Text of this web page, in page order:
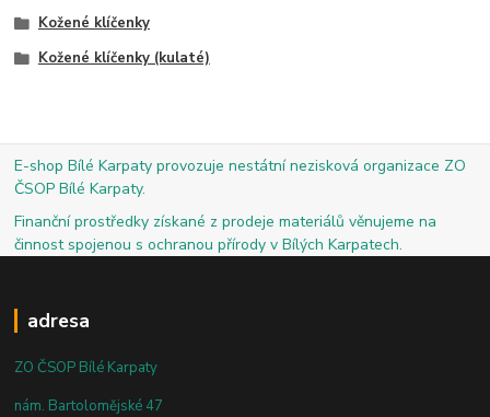
Kožené klíčenky
Kožené klíčenky (kulaté)
E-shop Bílé Karpaty provozuje nestátní nezisková organizace ZO
ČSOP Bílé Karpaty.
Finanční prostředky získané z prodeje materiálů věnujeme na
činnost spojenou s ochranou přírody v Bílých Karpatech.
adresa
ZO ČSOP Bílé Karpaty
nám. Bartolomějské 47